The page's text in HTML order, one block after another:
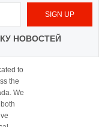
НОВОСТЕЙ
to
the
We